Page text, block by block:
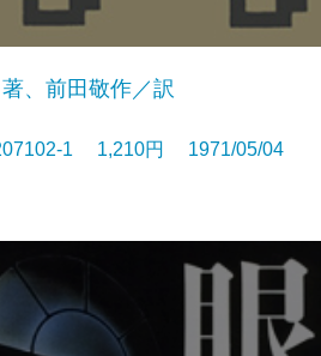
、前田敬作／訳
1 1,210円 1971/05/04